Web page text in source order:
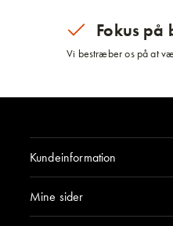
Fokus
Vi bestræber os på at
Kundeinformation
Mine sider